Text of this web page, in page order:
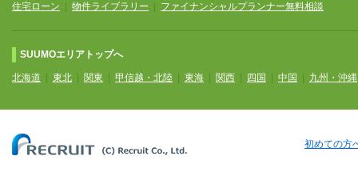
住宅ローン
物件ライブラリー ファイナンシャルプランナー無料相談
SUUMOエリアトップへ
北海道 東北 関東 甲信越・北陸 東海 関西 四国 中国 九州・沖縄
初めての方